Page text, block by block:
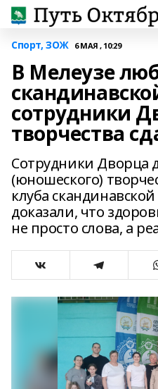
Спорт, ЗОЖ 6 МАЯ , 10:29
В Мелеузе
сотрудники
творчества
Сотрудники Дворца
(юношеского)
клуба
доказали, что
не просто слова, а